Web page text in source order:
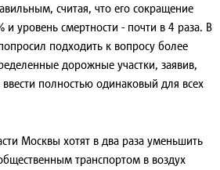
считая, что его сокращение
и уровень смертности - почти в 4 раза. В
подходить к вопросу более
дорожные участки, заявив,
полностью одинаковый для всех
Москвы хотят в два раза уменьшить
транспортом в воздух